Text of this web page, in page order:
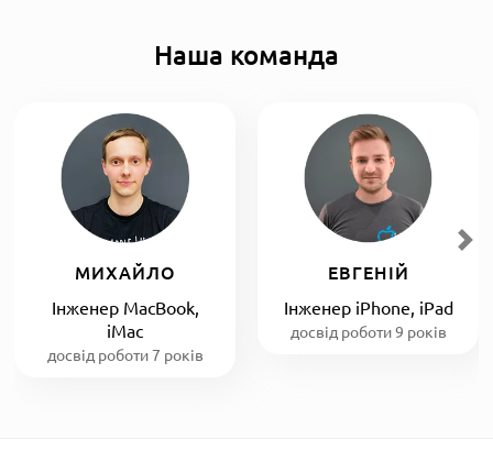
Наша команда
МИХАЙЛО
Інженер MacBook,
iMac
досвід роботи 7 років
ЕВГЕНІЙ
Інженер iPhone, iPad
досвід роботи 9 років